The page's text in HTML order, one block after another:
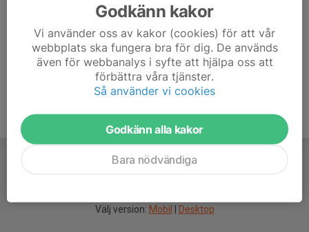
Välj version: Mobil Desktop
Godkänn kakor
Vi använder oss av kakor (cookies) för att vår
webbplats ska fungera bra för dig. De används
även för webbanalys i syfte att hjälpa oss att
förbättra våra tjänster.
Så använder vi cookies
Godkänn alla kakor
Bara nödvändiga